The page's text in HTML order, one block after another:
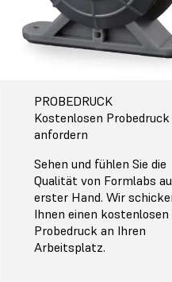
PROBEDRUCK
Kostenlosen Probedruck
anfordern
Sehen und fühlen Sie die
Qualität von Formlabs
erster Hand. Wir
Ihnen einen kostenlosen
Probedruck an Ihren
Arbeitsplatz.